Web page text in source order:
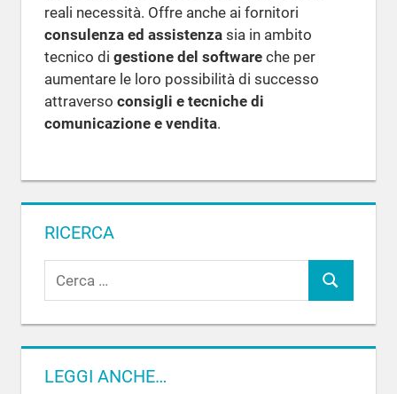
reali necessità. Offre anche ai fornitori
consulenza ed assistenzasia in ambito
tecnico di gestione del softwareche per
aumentare le loro possibilità di successo
attraverso consigli e tecniche di
comunicazione e vendita.
RICERCA
c
r
LEGGI ANCHE…